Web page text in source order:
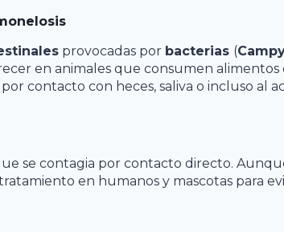
provocadas por bacterias (
en animales que consumen alimentos
contacto con heces, saliva o incluso al
se contagia por contacto directo.
en humanos y mascotas para